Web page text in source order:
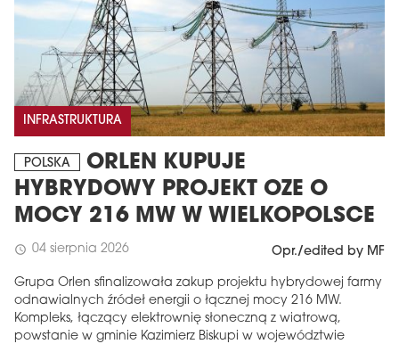
INFRASTRUKTURA
POLSKA
ORLEN KUPUJE
HYBRYDOWY PROJEKT OZE O
MOCY 216 MW W WIELKOPOLSCE
schedule 04 sierpnia 2026 Opr./edited by MF
Grupa Orlen sfinalizowała zakup projektu hybrydowej farmy
odnawialnych źródeł energii o łącznej mocy 216 MW.
Kompleks, łączący elektrownię słoneczną z wiatrową,
powstanie w gminie Kazimierz Biskupi w województwie